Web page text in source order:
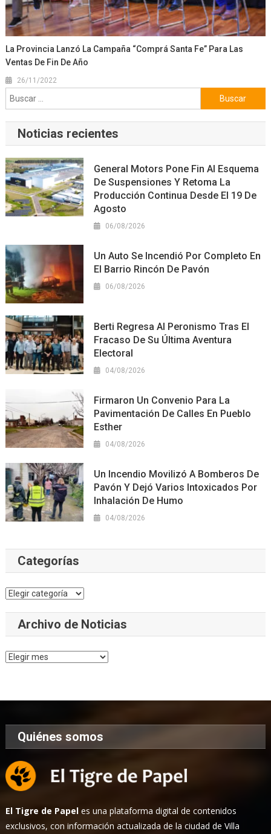
La Provincia Lanzó La Campaña “Comprá Santa Fe” Para Las
Ventas De Fin De Año
26/11/2022
Buscar:
Noticias recientes
General Motors Pone Fin Al Esquema
De Suspensiones Y Retoma La
Producción Continua Desde El 19 De
Agosto
06/08/2026
Un Auto Se Incendió Por Completo En
El Barrio Rincón De Pavón
06/08/2026
Berti Regresa Al Peronismo Tras El
Fracaso De Su Última Aventura
Electoral
04/08/2026
Firmaron Un Convenio Para La
Pavimentación De Calles En Pueblo
Esther
04/08/2026
Un Incendio Movilizó A Bomberos De
Pavón Y Dejó Varios Intoxicados Por
Inhalación De Humo
04/08/2026
Categorías
Categorías
Archivo de Noticias
Archivo
Quiénes somos
El Tigre de Papel es una plataforma digital de contenidos
exclusivos, con información actualizada de la ciudad de Villa